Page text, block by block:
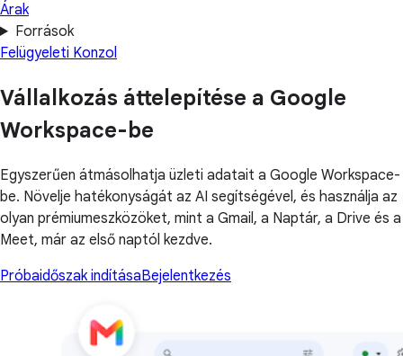
Árak
Források
Felügyeleti Konzol
Vállalkozás áttelepítése a Google
Workspace-be
Egyszerűen átmásolhatja üzleti adatait a Google Workspace-
be. Növelje hatékonyságát az AI segítségével, és használja az
olyan prémiumeszközöket, mint a Gmail, a Naptár, a Drive és a
Meet, már az első naptól kezdve.
Próbaidőszak indításaBejelentkezés